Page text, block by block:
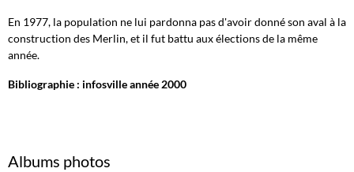
En 1977, la population ne lui pardonna pas d'avoir donné son aval à la
construction des Merlin, et il fut battu aux élections de la même
année.
Bibliographie : infosville année 2000
Albums photos